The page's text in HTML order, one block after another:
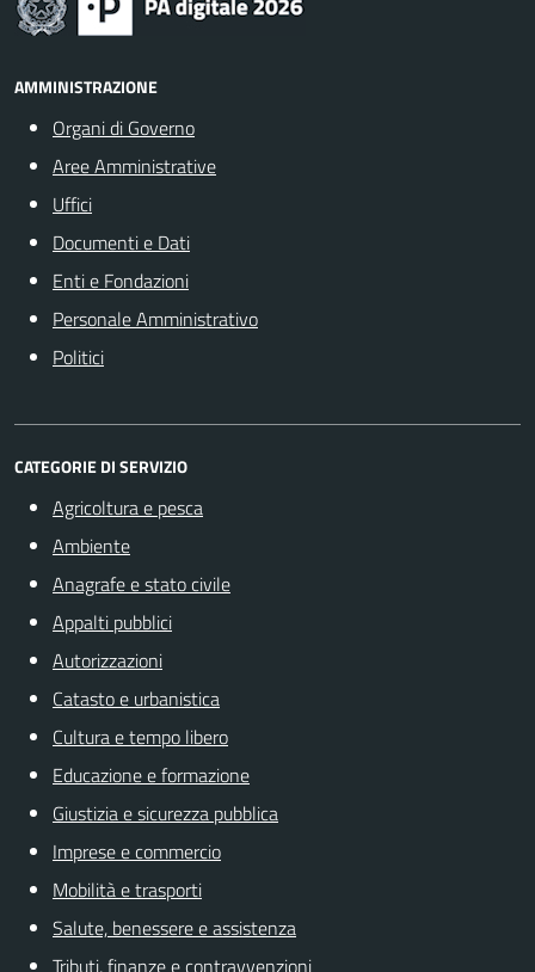
AMMINISTRAZIONE
Organi di Governo
Aree Amministrative
Uffici
Documenti e Dati
Enti e Fondazioni
Personale Amministrativo
Politici
CATEGORIE DI SERVIZIO
Agricoltura e pesca
Ambiente
Anagrafe e stato civile
Appalti pubblici
Autorizzazioni
Catasto e urbanistica
Cultura e tempo libero
Educazione e formazione
Giustizia e sicurezza pubblica
Imprese e commercio
Mobilità e trasporti
Salute, benessere e assistenza
Tributi, finanze e contravvenzioni